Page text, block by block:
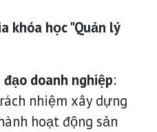
học "Quản lý
doanh nghiệp:
nhiệm xây dựng
hoạt động sản